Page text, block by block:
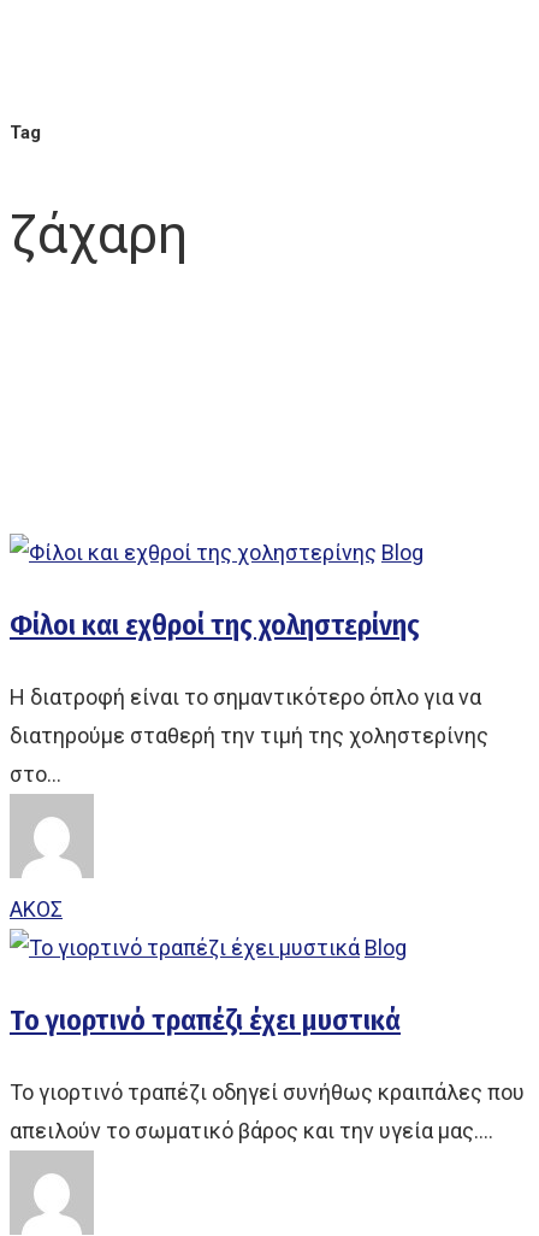
Tag
ζάχαρη
Blog
Φίλοι και εχθροί της χοληστερίνης
Η διατροφή είναι το σημαντικότερο όπλο για να
διατηρούμε σταθερή την τιμή της χοληστερίνης
στο…
ΑΚΟΣ
Blog
Το γιορτινό τραπέζι έχει μυστικά
Το γιορτινό τραπέζι οδηγεί συνήθως κραιπάλες που
απειλούν το σωματικό βάρος και την υγεία μας.…